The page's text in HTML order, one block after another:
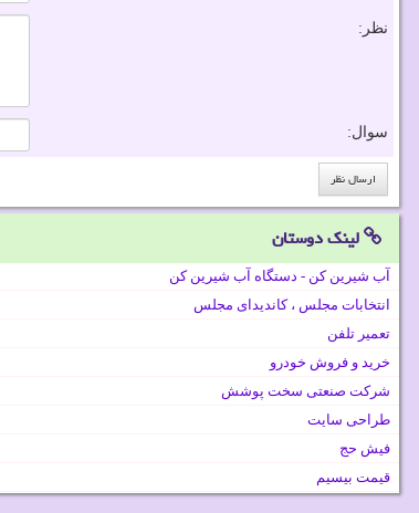
نظر:
سوال:
لینک دوستان
آب شیرین کن - دستگاه آب شیرین کن
انتخابات مجلس ، کاندیدای مجلس
تعمیر تلفن
خرید و فروش خودرو
شرکت صنعتی سخت پوشش
طراحی سایت
فیش حج
قیمت بیسیم